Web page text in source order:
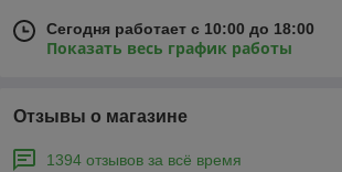
Сегодня работает с 10:00 до 18:00
Показать весь график работы
Отзывы о магазине
1394 отзывов за всё время